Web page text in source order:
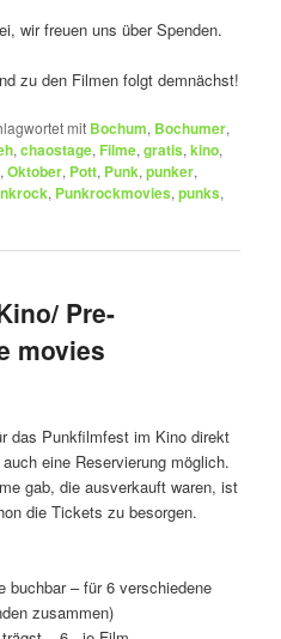
wir freuen uns über Spenden.
zu den Filmen folgt demnächst!
mit Bochum, Bochumer,
,chaostage, Filme,gratis,kino,
,Oktober, Pott, Punk,punker,
, Punkrockmovies,punks,
Pre-
movies
das Punkfilmfest im Kino direkt
eine Reservierung möglich.
gab, die ausverkauft waren, ist
die Tickets zu besorgen.
buchbar – für 6 verschiedene
zusammen)